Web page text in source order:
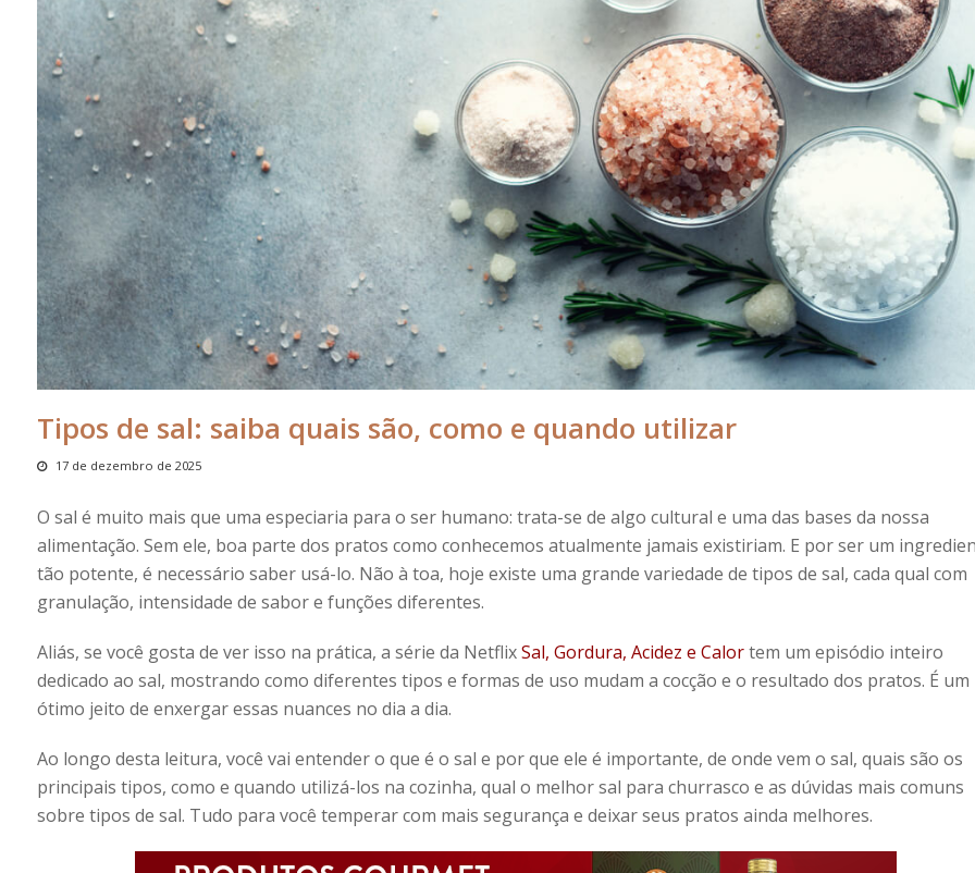
Tipos de sal: saiba quais são, como e quando utilizar
17 de dezembro de 2025
O sal é muito mais que uma especiaria para o ser humano: trata-se de algo cultural e uma das bases da nossa
alimentação. Sem ele, boa parte dos pratos como conhecemos atualmente jamais existiriam. E por ser um
tão potente, é necessário saber usá-lo. Não à toa, hoje existe uma grande variedade de tipos de sal, cada qual com
granulação, intensidade de sabor e funções diferentes.
Aliás, se você gosta de ver isso na prática, a série da NetflixSal, Gordura, Acidez e Calortem um episódio inteiro
dedicado ao sal, mostrando como diferentes tipos e formas de uso mudam a cocção e o resultado dos pratos. É um
ótimo jeito de enxergar essas nuances no dia a dia.
Ao longo desta leitura, você vai entender o que é o sal e por que ele é importante, de onde vem o sal, quais são os
principais tipos, como e quando utilizá-los na cozinha, qual o melhor sal para churrasco e as dúvidas mais comuns
sobre tipos de sal. Tudo para você temperar com mais segurança e deixar seus pratos ainda melhores.